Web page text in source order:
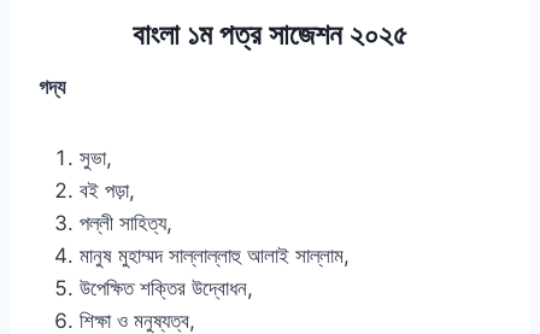
বাংলা ১ম পত্র সাজেশন ২০২৫
গদ্য
সুভা,
বই পড়া,
পল্লী সাহিত্য,
মানুষ মুহাম্মদ সাল্লাল্লাহু আলাই সাল্লাম,
উপেক্ষিত শক্তির উদ্বোধন,
শিক্ষা ও মনুষ্যত্ব,